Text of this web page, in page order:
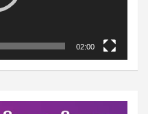
02:00